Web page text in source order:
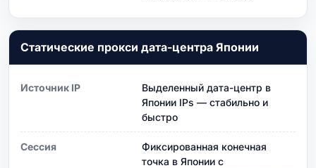
Статические прокси дата-центра Японии
Источник IP
Выделенный дата-центр в
Японии IPs — стабильно и
быстро
Сессия
Фиксированная конечная
точка в Японии с